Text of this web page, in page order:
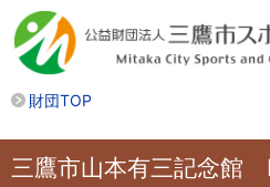
財団TOP
三鷹市山本有三記念館